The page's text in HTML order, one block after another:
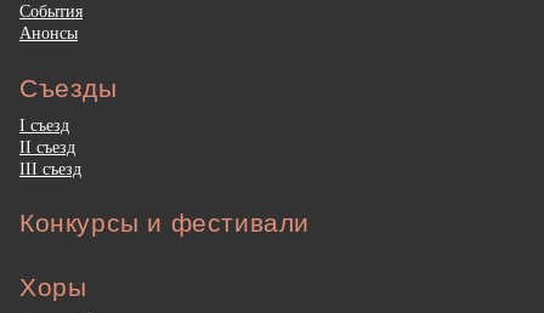
События
Анонсы
Съезды
I съезд
II съезд
III съезд
Конкурсы и фестивали
Хоры